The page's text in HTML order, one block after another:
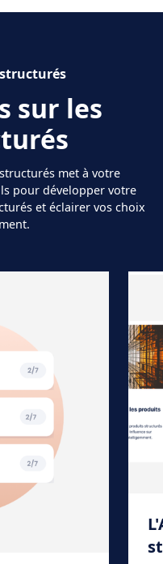
sur les
met à votre
pour développer votre
et éclairer vos choix